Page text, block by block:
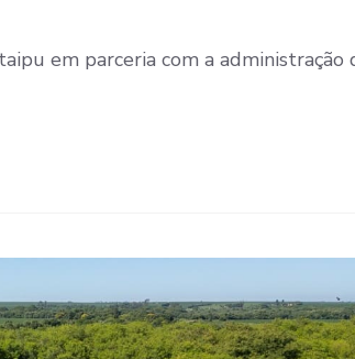
em parceria com a administração